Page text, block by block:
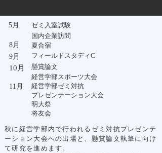
​5月 ​ゼミ入室試験
​8月
​9月
​10月
​11月
国内企業訪問​
​夏合宿
​フィールドスタディC
​懸賞論文
経営学部スポーツ大会
経営学部ゼミ対抗
​プレゼンテーション大会
明大祭
​将友会
秋に経営学部内で行われるゼミ対抗プレゼンテ
ーション大会への出場と、懸賞論文執筆に向け
て研究を進めます。